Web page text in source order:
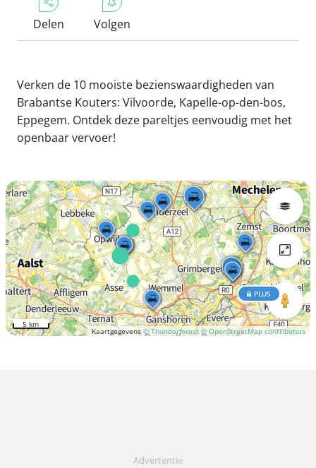
Delen Volgen
Verken de 10 mooiste bezienswaardigheden van
Brabantse Kouters: Vilvoorde, Kapelle-op-den-bos,
Eppegem. Ontdek deze pareltjes eenvoudig met het
openbaar vervoer!
Kaartgegevens© Thunderforest © OpenStreetMap contributors
PLUS
5 km
Advertentie